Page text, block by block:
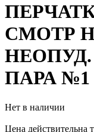
СМОТР
НЕОПУД.
ПАРА №1
Нет в наличии
Цена действительна